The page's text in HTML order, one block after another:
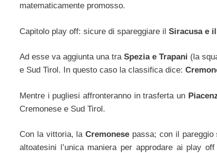
matematicamente promosso.
Capitolo play off: sicure di spareggiare il Siracusa e
Ad esse va aggiunta una traSpezia e Trapani (la
e Sud Tirol. In questo caso la classifica dice:
Mentre i pugliesi affronteranno in trasferta un
Cremonese e Sud Tirol.
Con la vittoria, laCremonese passa; con il
altoatesini l’unica maniera per approdare ai play